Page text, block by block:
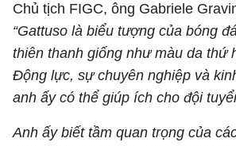
Chủ tịch FIGC, ông Gabriele
“Gattuso là biểu tượng của bóng
thiên thanh giống như màu da thứ
Động lực, sự chuyên nghiệp và
anh ấy có thể giúp ích cho đội
Anh ấy biết tầm quan trọng của